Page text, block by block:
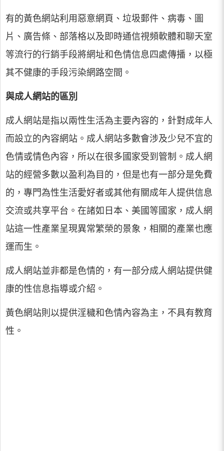
有的黃色網站利用惡意網頁、垃圾郵件、病毒、圖
片、廣告條、部落格以及即時通信視頻軟體和聊天室
等流行的行銷手段將網址和色情信息四處傳播，以極
其不健康的手段污染網路空間。
與成人網站的區別
成人網站是指以兩性生活為主要內容的，針對成年人
而設立的內容網站。成人網站多數會涉及少兒不宜的
色情或情色內容，所以在很多國家受到管制。成人網
站的經營多數以盈利為目的，但是也有一部分是免費
的，專門為性生活愛好者或其他有關成年人提供信息
交流或共享平台。在諸如日本、美國等國家，成人網
站這一性產業呈現異常繁榮的景象，相關的產業也應
運而生。
成人網站並非都是色情的，有一部分成人網站提供健
康的性信息指導或介紹。
黃色網站則以提供淫穢和色情內容為主，不具有教育
性。